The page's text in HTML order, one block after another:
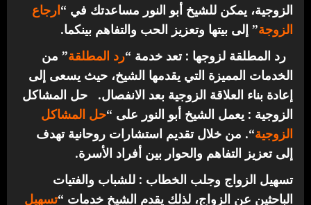
الزوجية، يمكن للشيخ أبو النور مساعدتك في “ارجاع
الزوجة” إلى بيتها وتعزيز الحب والتفاهم بينكما.
رد المطلقة لزوجها : تعد خدمة “رد المطلقة” من
الخدمات المميزة التي يقدمها الشيخ، حيث يسعى إلى
إعادة بناء العلاقة الزوجية بعد الانفصال.
حل المشاكل
الزوجية : يعمل الشيخ أبو النور على “حل المشاكل
الزوجية“. من خلال تقديم استشارات روحانية تهدف
إلى تعزيز التفاهم والحوار بين أفراد الأسرة.
تسهيل الزواج وجلب الخطاب : للشباب والفتيات
الباحثين عن الزواج، لذلك يقدم الشيخ خدمات “تسهيل